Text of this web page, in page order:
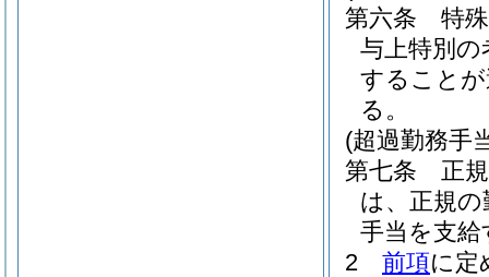
第六条
特
与上特別
すること
る。
(超過勤務手
第七条
正
は、正規
手当を支給
2
前項に定